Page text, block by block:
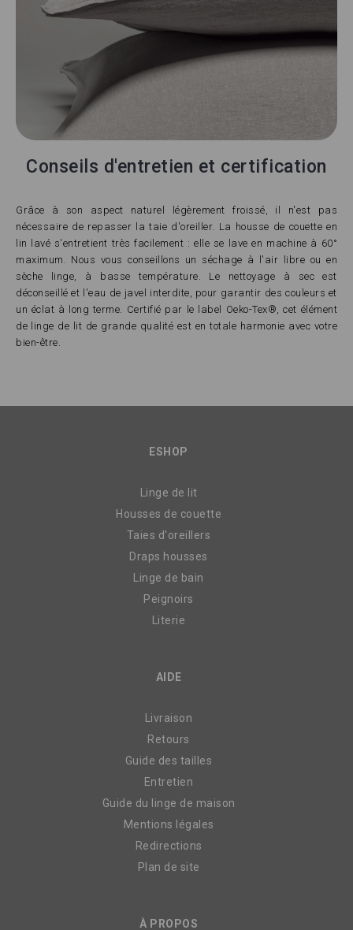
Conseils d'entretien et certification
Grâce à son aspect naturel légèrement froissé, il n'est pas
nécessaire de repasser la taie d'oreiller. La housse de couette en
lin lavé s'entretient très facilement : elle se lave en machine à 60°
maximum. Nous vous conseillons un séchage à l'air libre ou en
sèche linge, à basse température. Le nettoyage à sec est
déconseillé et l'eau de javel interdite, pour garantir des couleurs et
un éclat à long terme. Certifié par le label Oeko-Tex®, cet élément
de linge de lit de grande qualité est en totale harmonie avec votre
bien-être.
ESHOP
Linge de lit
Housses de couette
Taies d'oreillers
Draps housses
Linge de bain
Peignoirs
Literie
AIDE
Livraison
Retours
Guide des tailles
Entretien
Guide du linge de maison
Mentions légales
Redirections
Plan de site
À PROPOS